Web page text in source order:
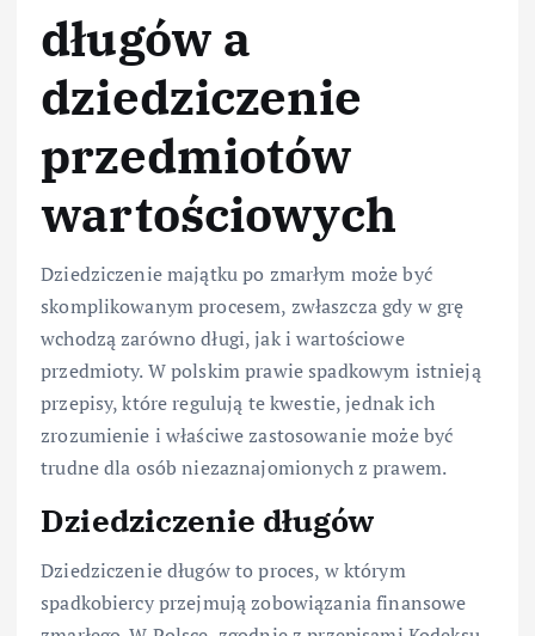
długów a
dziedziczenie
przedmiotów
wartościowych
Dziedziczenie majątku po zmarłym może być
skomplikowanym procesem, zwłaszcza gdy w grę
wchodzą zarówno długi, jak i wartościowe
przedmioty. W polskim prawie spadkowym istnieją
przepisy, które regulują te kwestie, jednak ich
zrozumienie i właściwe zastosowanie może być
trudne dla osób niezaznajomionych z prawem.
Dziedziczenie długów
Dziedziczenie długów to proces, w którym
spadkobiercy przejmują zobowiązania finansowe